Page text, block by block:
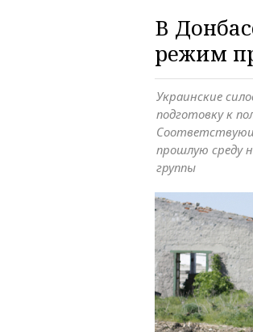
В
режим
Украинские
подготовку к
прошлую среду
группы